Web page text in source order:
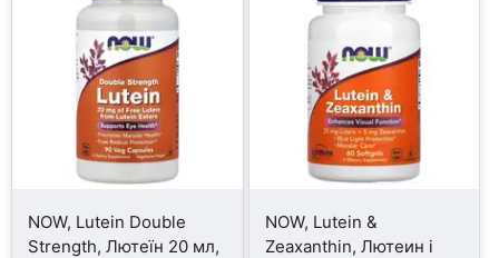
NOW, Lutein Double
Strength, Лютеїн 20 мл,
NOW, Lutein &
Zeaxanthin, Лютеин і